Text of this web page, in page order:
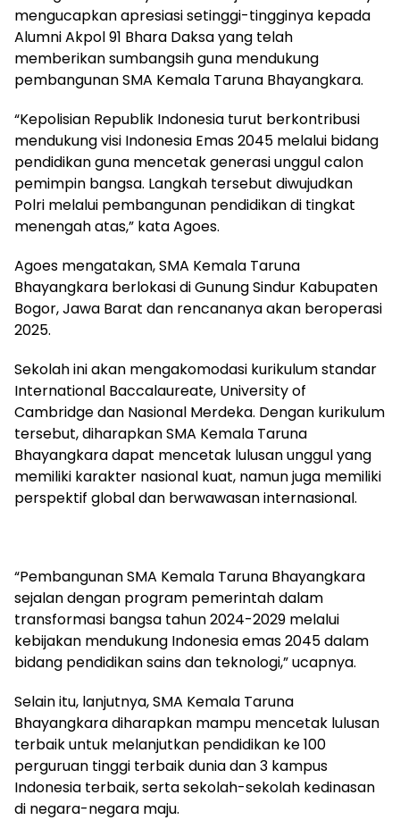
mengucapkan apresiasi setinggi-tingginya kepada
Alumni Akpol 91 Bhara Daksa yang telah
memberikan sumbangsih guna mendukung
pembangunan SMA Kemala Taruna Bhayangkara.
“Kepolisian Republik Indonesia turut berkontribusi
mendukung visi Indonesia Emas 2045 melalui bidang
pendidikan guna mencetak generasi unggul calon
pemimpin bangsa. Langkah tersebut diwujudkan
Polri melalui pembangunan pendidikan di tingkat
menengah atas,” kata Agoes.
Agoes mengatakan, SMA Kemala Taruna
Bhayangkara berlokasi di Gunung Sindur Kabupaten
Bogor, Jawa Barat dan rencananya akan beroperasi
2025.
Sekolah ini akan mengakomodasi kurikulum standar
International Baccalaureate, University of
Cambridge dan Nasional Merdeka. Dengan kurikulum
tersebut, diharapkan SMA Kemala Taruna
Bhayangkara dapat mencetak lulusan unggul yang
memiliki karakter nasional kuat, namun juga memiliki
perspektif global dan berwawasan internasional.
“Pembangunan SMA Kemala Taruna Bhayangkara
sejalan dengan program pemerintah dalam
transformasi bangsa tahun 2024-2029 melalui
kebijakan mendukung Indonesia emas 2045 dalam
bidang pendidikan sains dan teknologi,” ucapnya.
Selain itu, lanjutnya, SMA Kemala Taruna
Bhayangkara diharapkan mampu mencetak lulusan
terbaik untuk melanjutkan pendidikan ke 100
perguruan tinggi terbaik dunia dan 3 kampus
Indonesia terbaik, serta sekolah-sekolah kedinasan
di negara-negara maju.